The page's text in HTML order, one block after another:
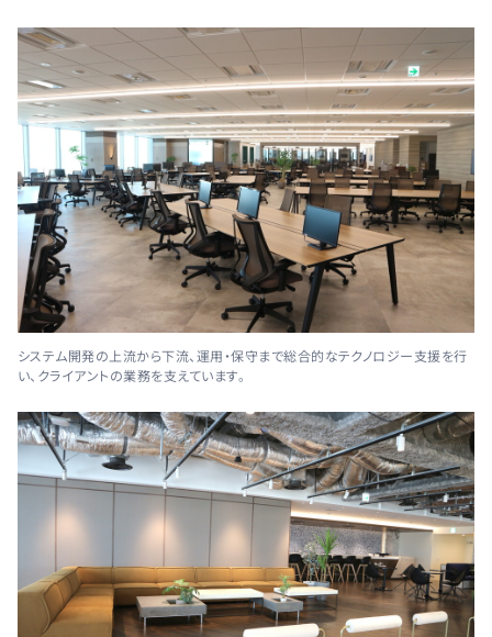
システム開発の上流から下流、運用・保守まで総合的なテクノロジー支援を行
い、クライアントの業務を支えています。